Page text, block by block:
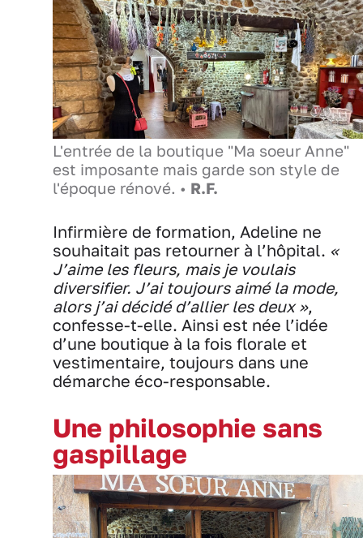
L'entrée de la boutique "Ma soeur Anne"
est imposante mais garde son style de
l'époque rénové. • R.F.
Infirmière de formation, Adeline ne
souhaitait pas retourner à l’hôpital. «
J’aime les fleurs, mais je voulais
diversifier. J’ai toujours aimé la mode,
alors j’ai décidé d’allier les deux »,
confesse-t-elle. Ainsi est née l’idée
d’une boutique à la fois florale et
vestimentaire, toujours dans une
démarche éco-responsable.
Une philosophie sans
gaspillage